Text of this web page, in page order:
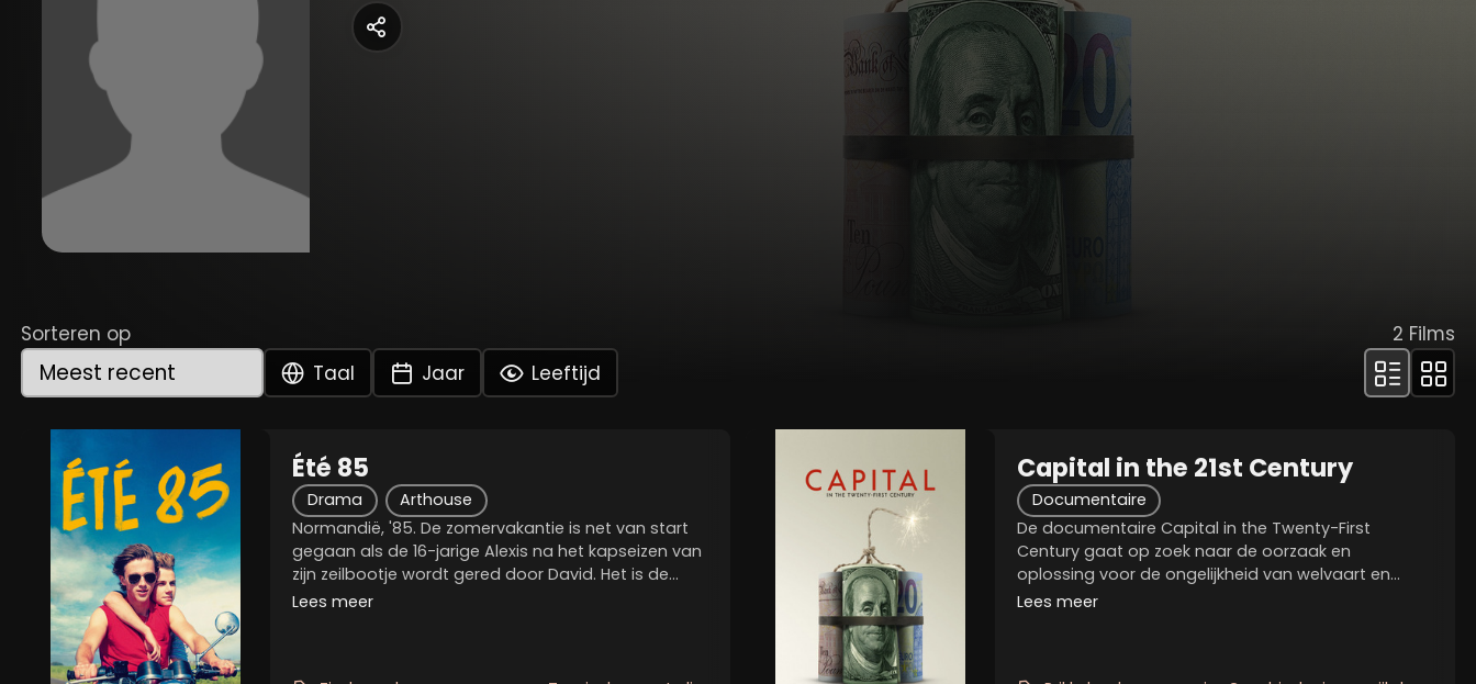
Sorteren op
Taal
Jaar Leeftijd
2 Films
Été 85
Drama
Arthouse
Normandië, '85. De zomervakantie is net van start
gegaan als de 16-jarige Alexis na het kapseizen van
zijn zeilbootje wordt gered door David. Het is de
start van een bijzondere vriendschap. David blijkt
Lees meer
Capital in the 21st Century
Documentaire
De documentaire Capital in the Twenty-First
Century gaat op zoek naar de oorzaak en
oplossing voor de ongelijkheid van welvaart en
economische groei in Europa en de US. In een reis
Lees meer